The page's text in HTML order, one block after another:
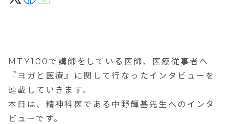
MTY100で講師をしている医師、医療従事者へ
『ヨガと医療』に関して行なったインタビューを
連載していきます。
本日は、精神科医である中野輝基先生へのインタ
ビューです。